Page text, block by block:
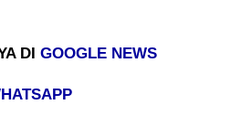
DI GOOGLE NEWS